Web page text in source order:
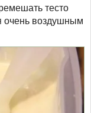
тесто
очень воздушным